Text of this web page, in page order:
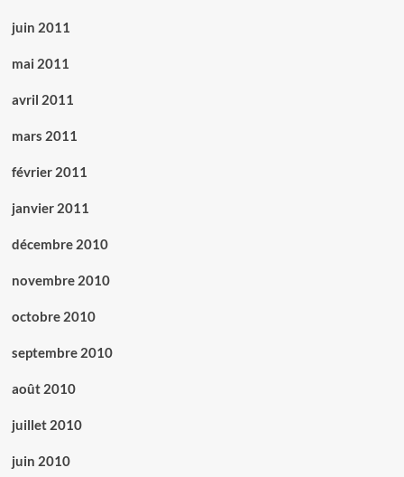
juin 2011
mai 2011
avril 2011
mars 2011
février 2011
janvier 2011
décembre 2010
novembre 2010
octobre 2010
septembre 2010
août 2010
juillet 2010
juin 2010